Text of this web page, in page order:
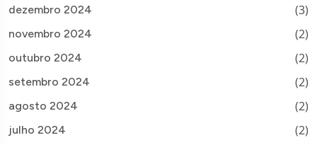
dezembro 2024 (3)
novembro 2024 (2)
outubro 2024 (2)
setembro 2024 (2)
agosto 2024 (2)
julho 2024 (2)